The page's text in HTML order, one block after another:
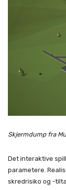
Skjermdump fra
Det interaktive
parametere.
skredrisiko og -